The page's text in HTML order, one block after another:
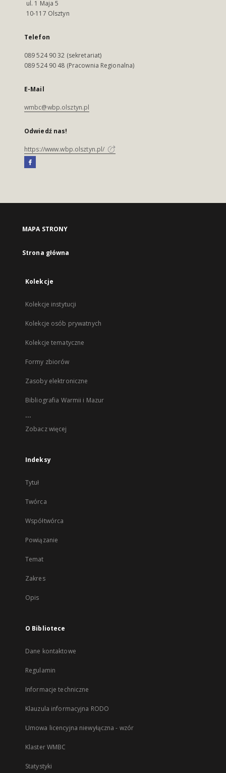
ul. 1 Maja 5
10-117 Olsztyn
Telefon
089 524 90 32 (sekretariat)
089 524 90 48 (Pracownia Regionalna)
E-Mail
wmbc@wbp.olsztyn.pl
Odwiedź nas!
https://www.wbp.olsztyn.pl/
MAPA STRONY
Strona główna
Kolekcje
Kolekcje instytucji
Kolekcje osób prywatnych
Kolekcje tematyczne
Formy zbiorów
Zasoby elektroniczne
Bibliografia Warmii i Mazur
...
Zobacz więcej
Indeksy
Tytuł
Twórca
Współtwórca
Powiązanie
Temat
Zakres
Opis
O Bibliotece
Dane kontaktowe
Regulamin
Informacje techniczne
Klauzula informacyjna RODO
Umowa licencyjna niewyłączna - wzór
Klaster WMBC
Statystyki